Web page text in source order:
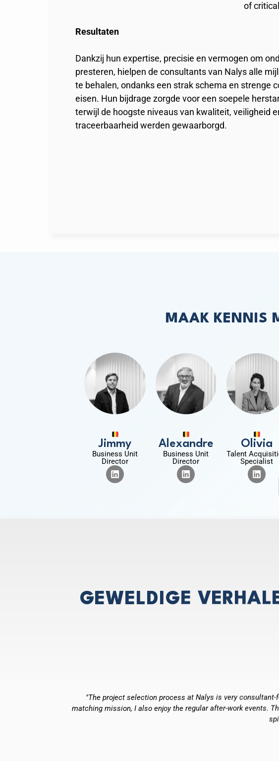
of
Resultaten
Dankzij hun expertise, precisie en vermogen om
presteren, hielpen de consultants van Nalys alle
te behalen, ondanks een strak schema en strenge
eisen. Hun bijdrage zorgde voor een soepele
terwijl de hoogste niveaus van kwaliteit, veiligheid
traceerbaarheid werden gewaarborgd.
MAAK KENNIS
Jimmy
Business Unit
Director
Alexandre
Business Unit
Director
Olivia
Talent
Specialist
GEWELDIGE
"The project selection process at Nalys is very
matching mission, I also enjoy the regular after-work events.